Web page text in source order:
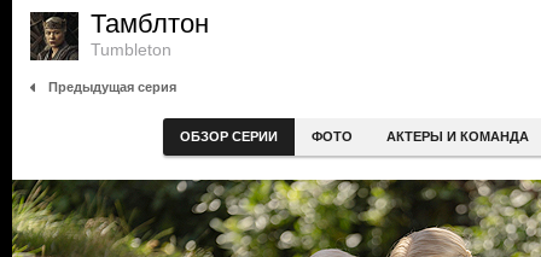
Тамблтон
Tumbleton
Предыдущая серия
ОБЗОР СЕРИИ ФОТО АКТЕРЫ И КОМАНДА